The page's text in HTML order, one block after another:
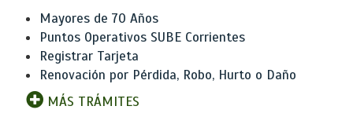
Mayores de 70 Años
Puntos Operativos SUBE Corrientes
Registrar Tarjeta
Renovación por Pérdida, Robo, Hurto o Daño
MÁS TRÁMITES